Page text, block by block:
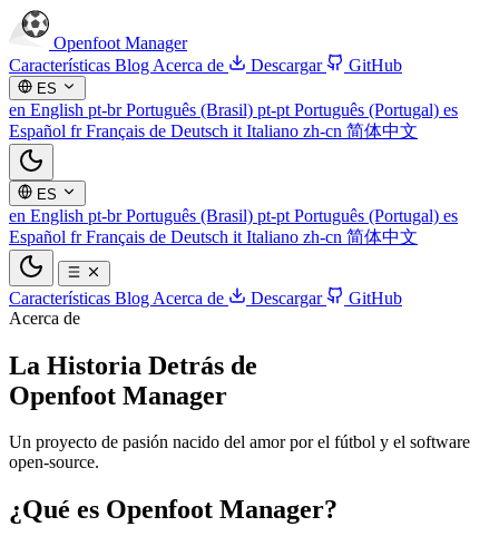
Openfoot Manager
Características Blog Acerca de Descargar GitHub
ES
en English pt-brPortuguês (Brasil) pt-pt Português (Portugal) es
Español frFrançais de Deutsch it Italiano zh-cn 简体中文
ES
en English pt-brPortuguês (Brasil) pt-pt Português (Portugal) es
Español frFrançais de Deutsch it Italiano zh-cn 简体中文
Características Blog Acerca de Descargar
GitHub
Acerca de
La Historia Detrás de
Openfoot Manager
Un proyecto de pasión nacido del amor por el fútbol y el software
open-source.
¿Qué es Openfoot Manager?